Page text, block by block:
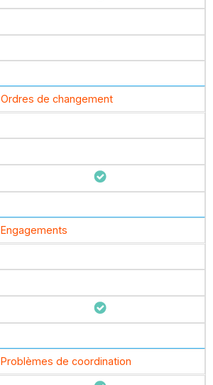
Ordres de changement
Engagements
Problèmes de coordination